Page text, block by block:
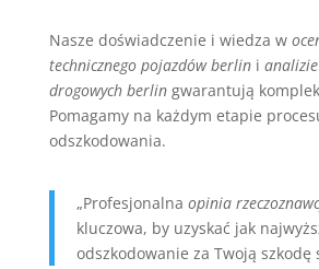
Nasze doświadczenie i wiedza w
technicznego pojazdów berlini
drogowych berlingwarantują
Pomagamy na każdym etapie
odszkodowania.
„Profesjonalna opinia
kluczowa, by uzyskać jak
odszkodowanie za Twoją szkodę